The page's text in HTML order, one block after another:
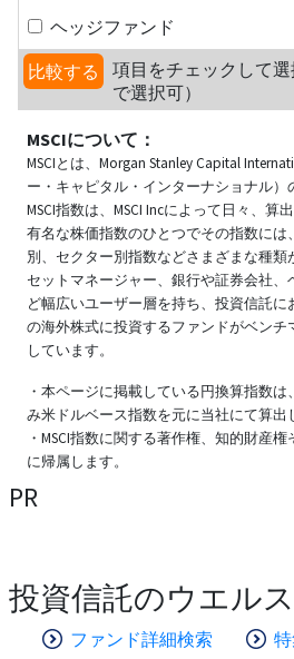
ヘッジファンド
比較する
項目をチェックして選
で選択可）
MSCIについて：
MSCIとは、Morgan Stanley Capital
ー・キャピタル・インターナショナル）
MSCI指数は、MSCI Incによって日々、算
有名な株価指数のひとつでその指数には
別、セクター別指数などさまざまな種類
セットマネージャー、銀行や証券会社
ど幅広いユーザー層を持ち、投資信託に
の海外株式に投資するファンドがベン
しています。
・本ページに掲載している円換算指数は
み米ドルベース指数を元に当社にて算出
・MSCI指数に関する著作権、知的財産権
に帰属します。
PR
投資信託のウエル
ファンド詳細検索